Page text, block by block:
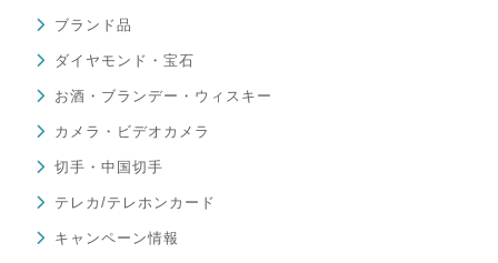
ブランド品
ダイヤモンド・宝石
お酒・ブランデー・ウィスキー
カメラ・ビデオカメラ
切手・中国切手
テレカ/テレホンカード
キャンペーン情報